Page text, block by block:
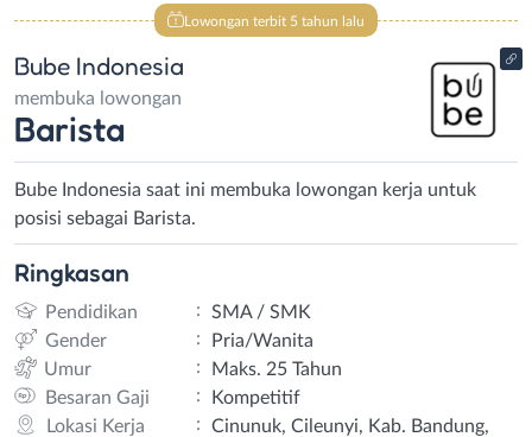
Lowongan terbit 5 tahun lalu
Bube Indonesia
membuka lowongan
Barista
Bube Indonesia saat ini membuka lowongan kerja untuk
posisi sebagai Barista.
Ringkasan
Pendidikan :
SMA / SMK
Gender
:
Pria/Wanita
Umur
:
Maks. 25 Tahun
Besaran Gaji
:
Kompetitif
Lokasi Kerja
:
Cinunuk, Cileunyi, Kab. Bandung,